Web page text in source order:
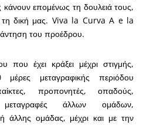
επομένως τη δουλειά τους,
τη δική μας. Viva la Curva A e la
του προέδρου.
που έχει κράξει μέχρι στιγμής,
μεταγραφικής περιόδου
προπονητές, οπαδούς,
μεταγραφές άλλων ομάδων,
άλλης ομάδας, μέχρι και με την